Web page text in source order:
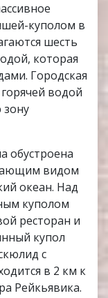
куполом в
шесть
которая
Городская
водой
зону
обустроена
видом
океан. Над
куполом
ресторан и
купол
с
в 2 км к
Рейкьявика.